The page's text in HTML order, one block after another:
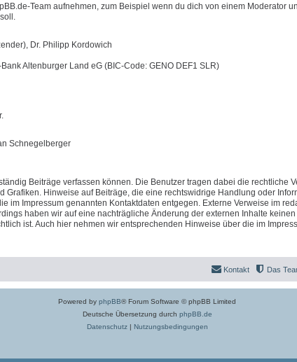
Team aufnehmen, zum Beispiel wenn du dich von einem Moderator
Dr. Philipp Kordowich
Altenburger Land eG (BIC-Code: GENO DEF1 SLR)
Schnegelberger
Beiträge verfassen können. Die Benutzer tragen dabei die rechtliche
Hinweise auf Beiträge, die eine rechtswidrige Handlung oder
im Impressum genannten Kontaktdaten entgegen. Externe Verweise im
haben wir auf eine nachträgliche Änderung der externen Inhalte
ist. Auch hier nehmen wir entsprechenden Hinweise über die im
Das
Kontakt
Powered by phpBB® Forum Software © phpBB Limited
Deutsche Übersetzung durch phpBB.de
Datenschutz| Nutzungsbedingungen